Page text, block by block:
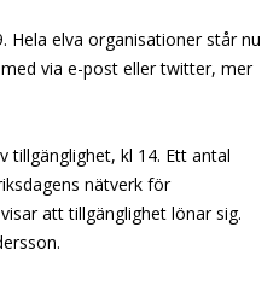
Hela elva organisationer står nu
via e-post eller twitter, mer
tillgänglighet, kl 14. Ett antal
nätverk för
att tillgänglighet lönar sig.